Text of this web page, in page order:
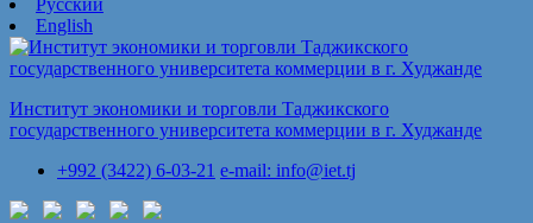
Русский
English
Институт экономики и торговли Таджикского
государственного университета коммерции в г. Худжанде
+992 (3422) 6-03-21 e-mail: info@iet.tj